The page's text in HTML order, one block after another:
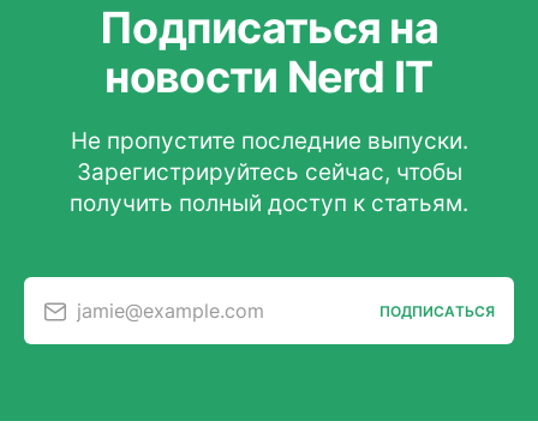
Подписаться на
новости Nerd IT
Не пропустите последние выпуски.
Зарегистрируйтесь сейчас, чтобы
получить полный доступ к статьям.
jamie@example.com ПОДПИСАТЬСЯ